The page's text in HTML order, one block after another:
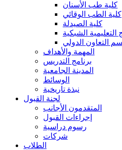
كلية طب الأسنان
كلية الطب الوقائي
كلية الصيدلة
التعليمية الشبكية
التعاون الدولي
المهمة والأهداف
برنامج التدريس
المدينة الجامعية
الوسائط
نبذة تاريخية
لجنة القبول
المتقدمون الأجانب
إجراءات القبول
رسوم دراسية
شركات
الطلاب